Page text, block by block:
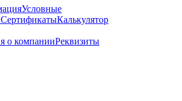
Условные
СертификатыКалькулятор
о компанииРеквизиты